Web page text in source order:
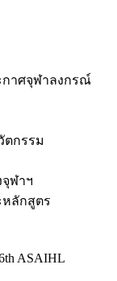
กาศจุฬาลงกรณ์
ตกรรม
ฬาฯ
หลักสูตร
ASAIHL